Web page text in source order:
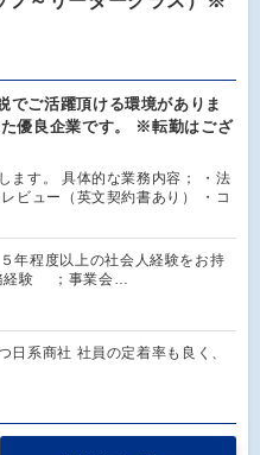
でご活躍頂ける環境がありま
優良企業です。 ※転勤はござ
ます。 具体的な業務内容； ・法
ビュー（英文契約書あり） ・コ
年程度以上の社会人経験をお持
経験 ；事業会…
日系商社 社員の定着率も良く、